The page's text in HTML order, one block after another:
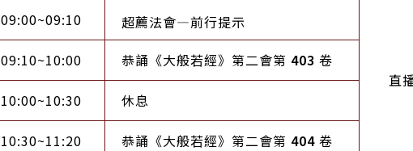
09:00~09:10 超薦法會—前行提示
直
09:10~10:00 恭誦《大般若經》第二會第 403 卷
10:00~10:30 休息
10:30~11:20 恭誦《大般若經》第二會第 404 卷